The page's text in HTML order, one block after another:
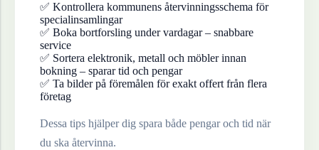
✅ Kontrollera kommunens återvinningsschema för
specialinsamlingar
✅ Boka bortforsling under vardagar – snabbare
service
✅ Sortera elektronik, metall och möbler innan
bokning – sparar tid och pengar
✅ Ta bilder på föremålen för exakt offert från flera
företag
Dessa tips hjälper dig spara både pengar och tid när
du ska återvinna.